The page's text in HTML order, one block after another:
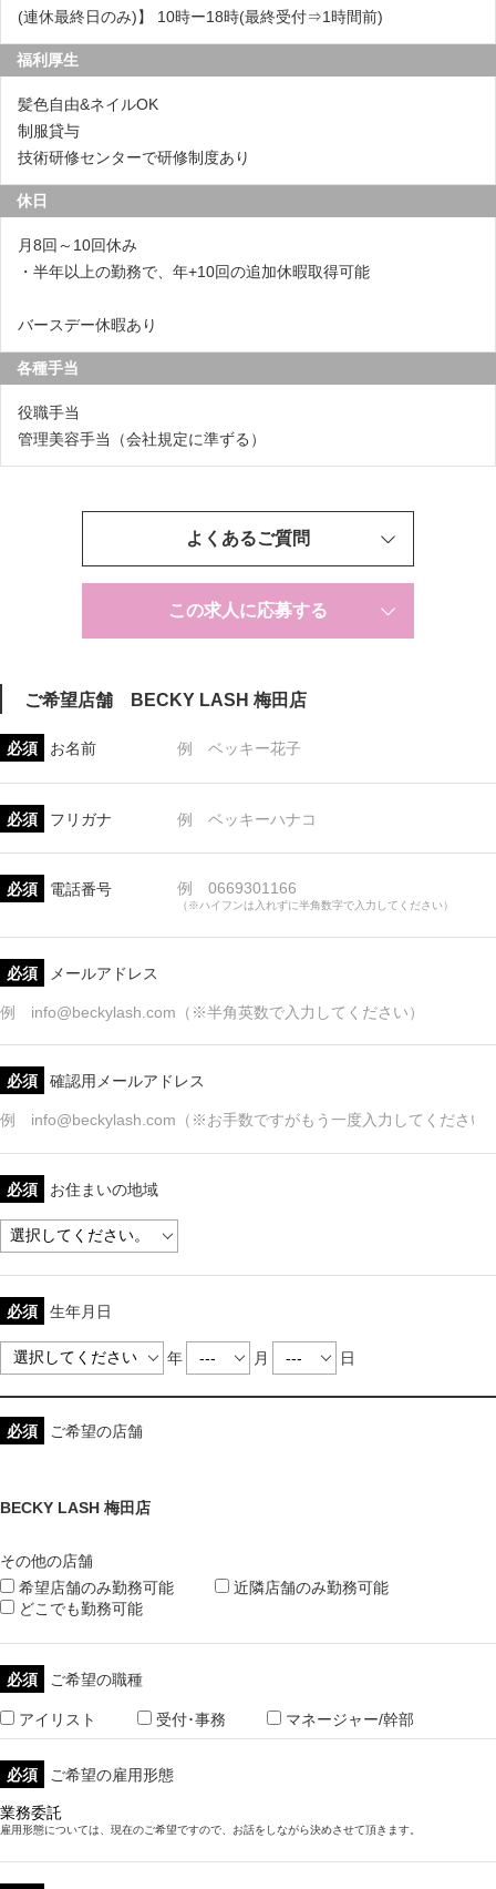
(連休最終日のみ)】 10時ー18時(最終受付⇒1時間前)
福利厚生
髪色自由&ネイルOK
制服貸与
技術研修センターで研修制度あり
休日
月8回～10回休み
・半年以上の勤務で、年+10回の追加休暇取得可能
バースデー休暇あり
各種手当
役職手当
管理美容手当（会社規定に準ずる）
よくあるご質問
この求人に応募する
ご希望店舗 BECKY LASH 梅田店
必須 お名前
必須 フリガナ
必須 電話番号
（※ハイフンは入れずに半角数字で入力してください）
必須 メールアドレス
必須 確認用メールアドレス
必須 お住まいの地域
必須 生年月日
年 月 日
必須 ご希望の店舗
その他の店舗
希望店舗のみ勤務可能
近隣店舗のみ勤務可能
どこでも勤務可能
必須 ご希望の職種
アイリスト 受付･事務 マネージャー/幹部
必須 ご希望の雇用形態
雇用形態については、現在のご希望ですので、お話をしながら決めさせて頂きます。